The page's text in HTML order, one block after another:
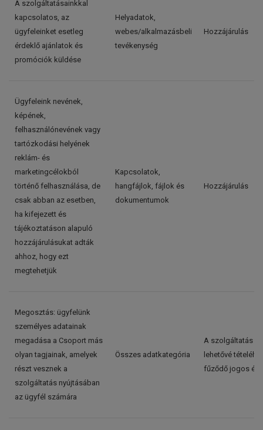
A szolgáltatásainkkal
kapcsolatos, az
ügyfeleinket esetleg
érdeklő ajánlatok és
promóciók küldése
Helyadatok,
webes/alkalmazásbeli
tevékenység
Hozzájárulás
Ügyfeleink nevének,
képének,
felhasználónevének vagy
tartózkodási helyének
reklám- és
marketingcélokból
történő felhasználása, de
csak abban az esetben,
ha kifejezett és
tájékoztatáson alapuló
hozzájárulásukat adták
ahhoz, hogy ezt
megtehetjük
Kapcsolatok,
hangfájlok, fájlok és
dokumentumok
Hozzájárulás
Megosztás: ügyfelünk
személyes adatainak
megadása a Csoport más
olyan tagjainak, amelyek
részt vesznek a
szolgáltatás nyújtásában
az ügyfél számára
Összes adatkategória
A szolgáltatás
lehetővé
fűződő jogos